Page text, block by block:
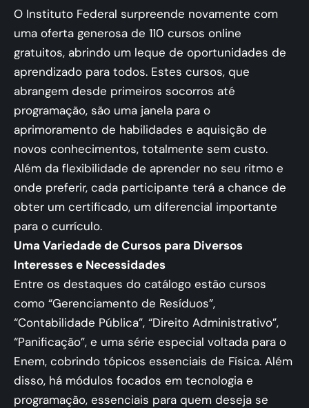
O Instituto Federal surpreende novamente com
uma oferta generosa de 110 cursos online
gratuitos, abrindo um leque de oportunidades de
aprendizado para todos. Estes cursos, que
abrangem desde primeiros socorros até
programação, são uma janela para o
aprimoramento de habilidades e aquisição de
novos conhecimentos, totalmente sem custo.
Além da flexibilidade de aprender no seu ritmo e
onde preferir, cada participante terá a chance de
obter um certificado, um diferencial importante
para o currículo.
Uma Variedade de Cursos para Diversos
Interesses e Necessidades
Entre os destaques do catálogo estão cursos
como “Gerenciamento de Resíduos”,
“Contabilidade Pública”, “Direito Administrativo”,
“Panificação”, e uma série especial voltada para o
Enem, cobrindo tópicos essenciais de Física. Além
disso, há módulos focados em tecnologia e
programação, essenciais para quem deseja se